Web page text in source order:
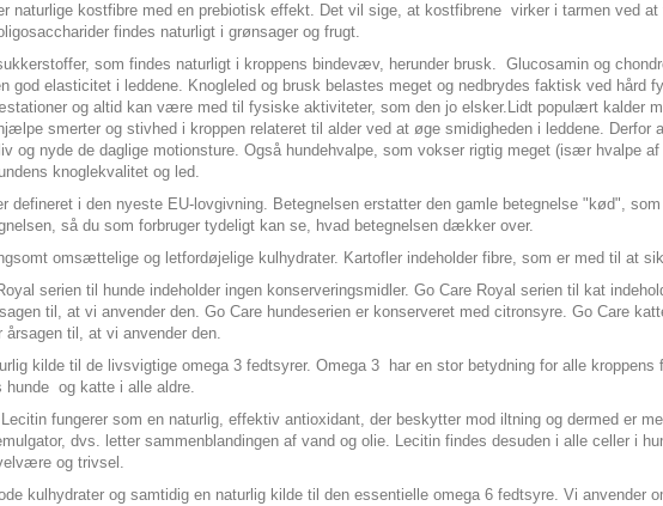
naturlige kostfibre med en prebiotisk effekt. Det vil sige, at kostfibrene virker i tarmen ved
findes naturligt i grønsager og frugt.
som findes naturligt i kroppens bindevæv, herunder brusk. Glucosamin og
god elasticitet i leddene. Knogleled og brusk belastes meget og nedbrydes faktisk ved hård
og altid kan være med til fysiske aktiviteter, som den jo elsker.Lidt populært kalder
smerter og stivhed i kroppen relateret til alder ved at øge smidigheden i leddene.
og nyde de daglige motionsture. Også hundehvalpe, som vokser rigtig meget (især hvalpe
knoglekvalitet og led.
defineret i den nyeste EU-lovgivning. Betegnelsen erstatter den gamle betegnelse "kød",
så du som forbruger tydeligt kan se, hvad betegnelsen dækker over.
omsættelige og letfordøjelige kulhydrater. Kartofler indeholder fibre, som er med til at
serien til hunde indeholder ingen konserveringsmidler. Go Care Royal serien til kat
til, at vi anvender den. Go Care hundeserien er konserveret med citronsyre. Go Care
til, at vi anvender den.
kilde til de livsvigtige omega 3 fedtsyrer. Omega 3 har en stor betydning for alle
hunde og katte i alle aldre.
fungerer som en naturlig, effektiv antioxidant, der beskytter mod iltning og dermed er
dvs. letter sammenblandingen af vand og olie. Lecitin findes desuden i alle celler i
velvære og trivsel.
kulhydrater og samtidig en naturlig kilde til den essentielle omega 6 fedtsyre. Vi anvender